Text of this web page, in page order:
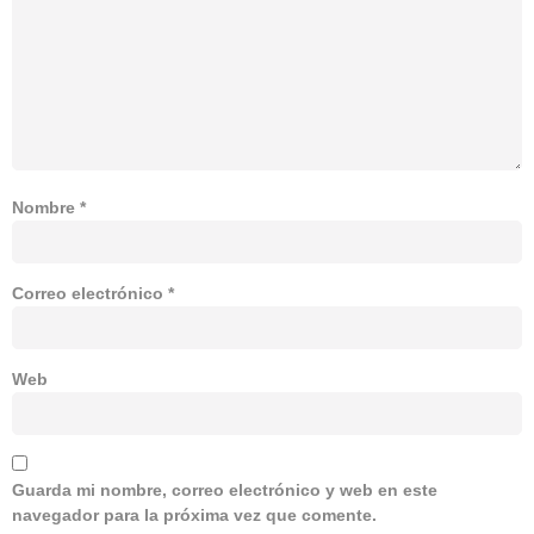
Nombre *
Correo electrónico *
Web
Guarda mi nombre, correo electrónico y web en este
navegador para la próxima vez que comente.